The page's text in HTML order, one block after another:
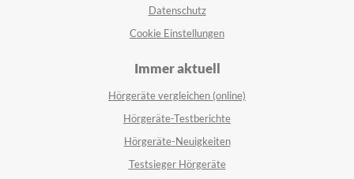
Datenschutz
Cookie Einstellungen
Immer aktuell
Hörgeräte vergleichen (online)
Hörgeräte-Testberichte
Hörgeräte-Neuigkeiten
Testsieger Hörgeräte